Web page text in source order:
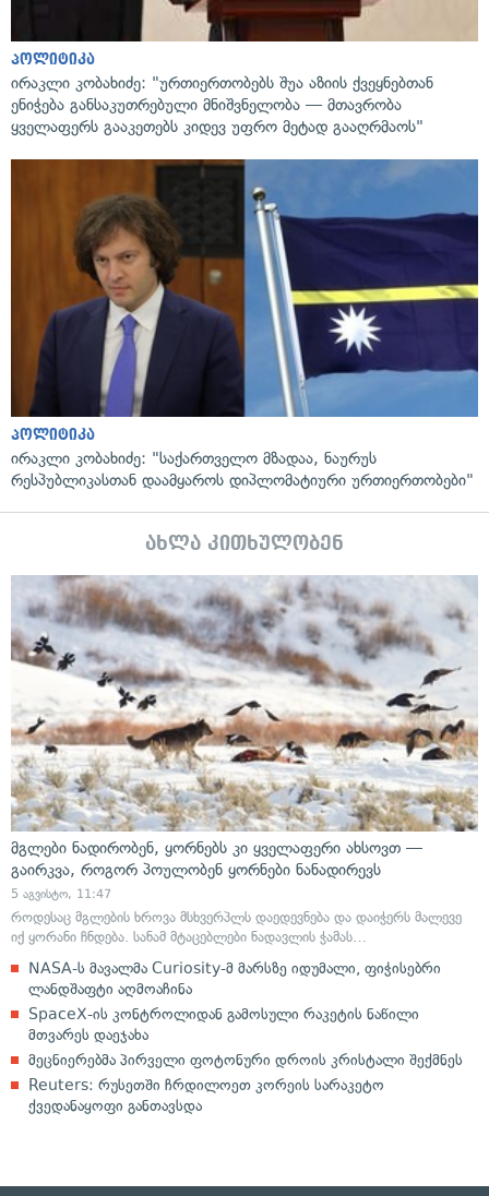
პოლიტიკა
ირაკლი კობახიძე: "ურთიერთობებს შუა აზიის ქვეყნებთან
ენიჭება განსაკუთრებული მნიშვნელობა — მთავრობა
ყველაფერს გააკეთებს კიდევ უფრო მეტად გააღრმაოს"
პოლიტიკა
ირაკლი კობახიძე: "საქართველო მზადაა, ნაურუს
რესპუბლიკასთან დაამყაროს დიპლომატიური ურთიერთობები"
ახლა კითხულობენ
მგლები ნადირობენ, ყორნებს კი ყველაფერი ახსოვთ —
გაირკვა, როგორ პოულობენ ყორნები ნანადირევს
5 აგვისტო, 11:47
როდესაც მგლების ხროვა მსხვერპლს დაედევნება და დაიჭერს მალევე
იქ ყორანი ჩნდება. სანამ მტაცებლები ნადავლის ჭამას…
NASA-ს მავალმა Curiosity-მ მარსზე იდუმალი, ფიჭისებრი
ლანდშაფტი აღმოაჩინა
SpaceX-ის კონტროლიდან გამოსული რაკეტის ნაწილი
მთვარეს დაეჯახა
მეცნიერებმა პირველი ფოტონური დროის კრისტალი შექმნეს
Reuters: რუსეთში ჩრდილოეთ კორეის სარაკეტო
ქვედანაყოფი განთავსდა